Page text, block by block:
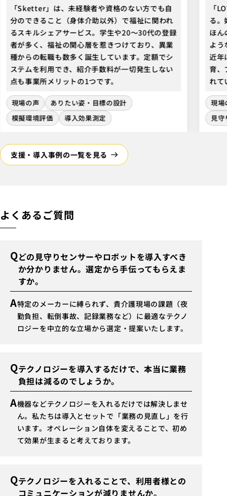
「Sketter」は、未経験者や資格のない方でも自
分のできること（身体介助以外）で福祉に関われ
るスキルシェアサービス。学生や20〜30代の登録
者が多く、福祉の関心層を惹きつけており、異業
種からの転職も数多く誕生しています。定額でシ
ステムを利用でき、紹介手数料が一切発生しない
点も事業所メリットの1つです。
現場の声
ありたい姿・目標の設計
模擬環境評価
導入効果測定
「
る。
ほん
よう
近年
育、
れて
現場
見守
支援・導入事例の一覧を見る
よくあるご質問
Qどの見守りセンサーやロボットを導入すべき
か分かりません。選定から手伝ってもらえま
すか。
A特定のメーカーに縛られず、貴介護現場の課題（夜
勤負担、転倒事故、記録業務など）に最適なテクノ
ロジーを中立的な立場から選定・提案いたします。
Qテクノロジーを導入するだけで、本当に業務
負担は減るのでしょうか。
A機器などテクノロジーを入れるだけでは解決しませ
ん。私たちは導入とセットで「業務の見直し」を行
います。オペレーション自体を変えることで、初め
て効果が生まると考えております。
Qテクノロジーを入れることで、利用者様との
コミュニケーションが減りませんか。